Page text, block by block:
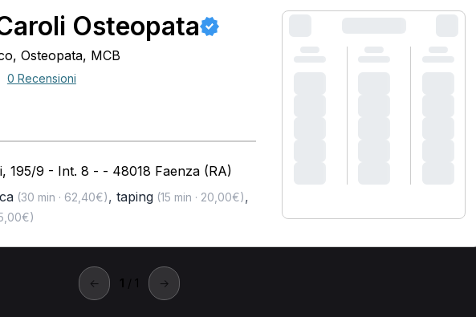
Osteopata
Osteopata, MCB
0 Recensioni
195/9 - Int. 8 - - 48018 Faenza (RA)
(30 min · 62,40€), taping(15 min · 20,00€),
← 1 / 1 →